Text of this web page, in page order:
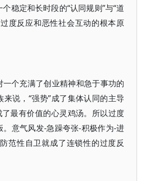
稳定和长时段的“认同规则”与“道
度反应和恶性社会互动的根本原
一个充满了创业精神和急于事功的
来说，“强势”成了集体认同的主导
了最有价值的心灵鸡汤。所以过度
。意气风发-急躁夸张-积极作为-进
范性自卫就成了连锁性的过度反